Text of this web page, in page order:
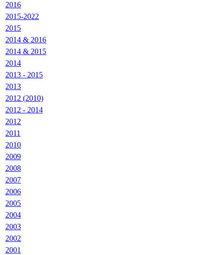
2016
2015-2022
2015
2014 & 2016
2014 & 2015
2014
2013 - 2015
2013
2012 (2010)
2012 - 2014
2012
2011
2010
2009
2008
2007
2006
2005
2004
2003
2002
2001